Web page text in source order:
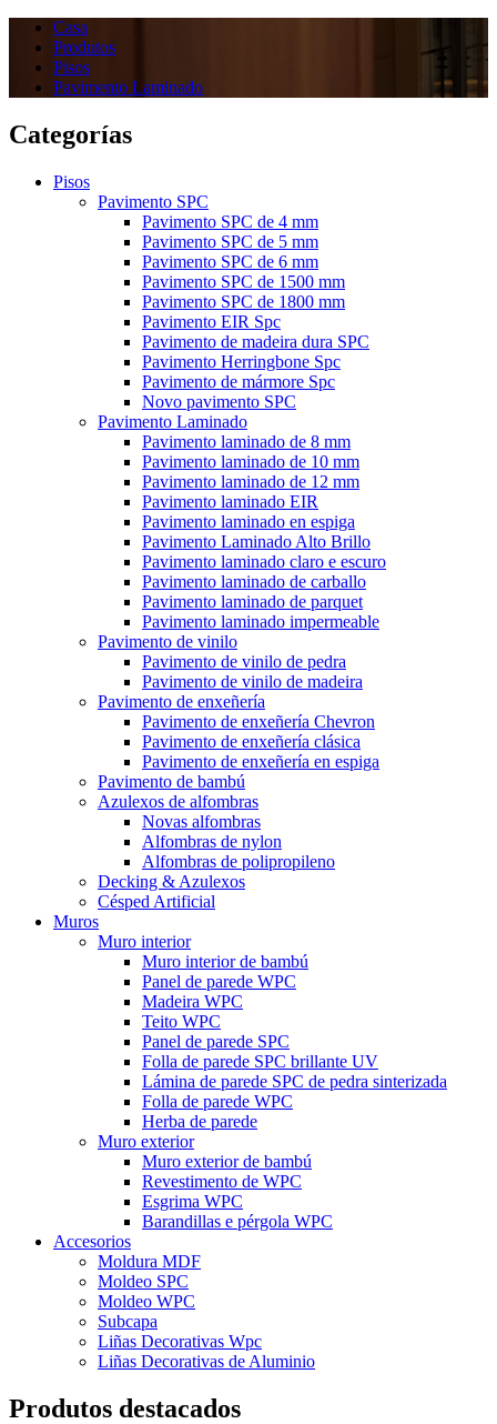
Casa
Produtos
Pisos
Pavimento Laminado
Categorías
Pisos
Pavimento SPC
Pavimento SPC de 4 mm
Pavimento SPC de 5 mm
Pavimento SPC de 6 mm
Pavimento SPC de 1500 mm
Pavimento SPC de 1800 mm
Pavimento EIR Spc
Pavimento de madeira dura SPC
Pavimento Herringbone Spc
Pavimento de mármore Spc
Novo pavimento SPC
Pavimento Laminado
Pavimento laminado de 8 mm
Pavimento laminado de 10 mm
Pavimento laminado de 12 mm
Pavimento laminado EIR
Pavimento laminado en espiga
Pavimento Laminado Alto Brillo
Pavimento laminado claro e escuro
Pavimento laminado de carballo
Pavimento laminado de parquet
Pavimento laminado impermeable
Pavimento de vinilo
Pavimento de vinilo de pedra
Pavimento de vinilo de madeira
Pavimento de enxeñería
Pavimento de enxeñería Chevron
Pavimento de enxeñería clásica
Pavimento de enxeñería en espiga
Pavimento de bambú
Azulexos de alfombras
Novas alfombras
Alfombras de nylon
Alfombras de polipropileno
Decking & Azulexos
Césped Artificial
Muros
Muro interior
Muro interior de bambú
Panel de parede WPC
Madeira WPC
Teito WPC
Panel de parede SPC
Folla de parede SPC brillante UV
Lámina de parede SPC de pedra sinterizada
Folla de parede WPC
Herba de parede
Muro exterior
Muro exterior de bambú
Revestimento de WPC
Esgrima WPC
Barandillas e pérgola WPC
Accesorios
Moldura MDF
Moldeo SPC
Moldeo WPC
Subcapa
Liñas Decorativas Wpc
Liñas Decorativas de Aluminio
Produtos destacados